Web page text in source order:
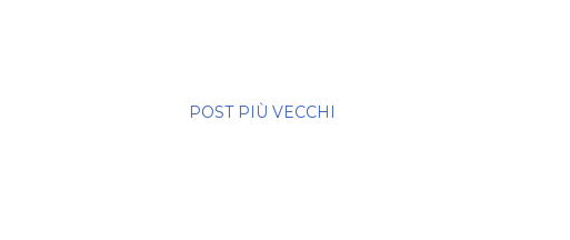
POST PIÙ VECCHI